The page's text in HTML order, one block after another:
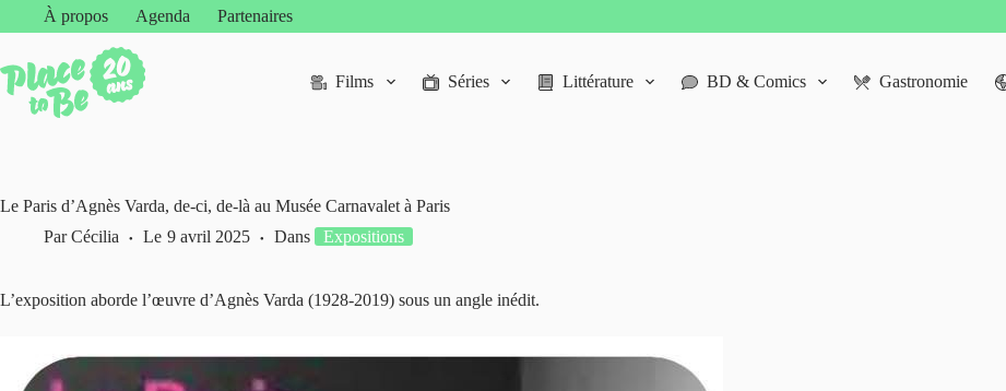
À propos Agenda Partenaires
Films Séries Littérature BD & Comics Gastronomie
Le Paris d’Agnès Varda, de-ci, de-là au Musée Carnavalet à Paris
Par Cécilia Le 9 avril 2025 Dans Expositions
L’exposition aborde l’œuvre d’Agnès Varda (1928-2019) sous un angle inédit.